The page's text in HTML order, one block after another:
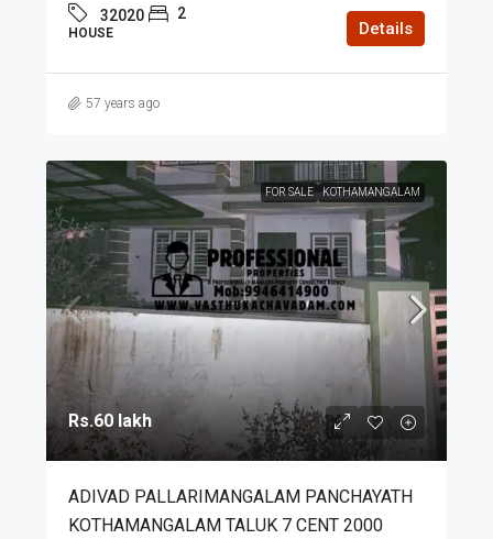
32020 2
HOUSE Details
57 years ago
FOR SALE KOTHAMANGALAM
Rs.60 lakh
ADIVAD PALLARIMANGALAM PANCHAYATH
KOTHAMANGALAM TALUK 7 CENT 2000